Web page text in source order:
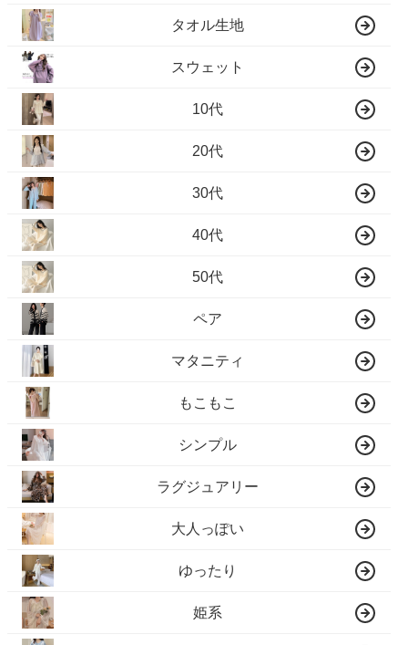
タオル生地
スウェット
10代
20代
30代
40代
50代
ペア
マタニティ
もこもこ
シンプル
ラグジュアリー
大人っぽい
ゆったり
姫系